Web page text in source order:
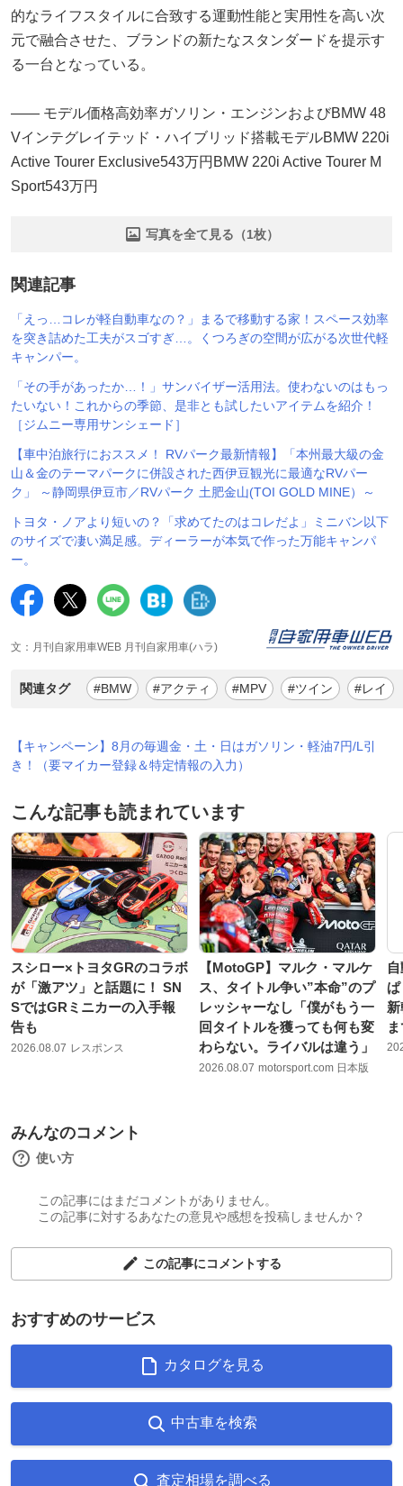
的なライフスタイルに合致する運動性能と実用性を高い次
元で融合させた、ブランドの新たなスタンダードを提示す
る一台となっている。
―― モデル価格高効率ガソリン・エンジンおよびBMW 48
Vインテグレイテッド・ハイブリッド搭載モデルBMW 220i
Active Tourer Exclusive543万円BMW 220i Active Tourer M
Sport543万円
写真を全て見る（1枚）
関連記事
「えっ…コレが軽自動車なの？」まるで移動する家！スペース効率
を突き詰めた工夫がスゴすぎ…。くつろぎの空間が広がる次世代軽
キャンパー。
「その手があったか…！」サンバイザー活用法。使わないのはもっ
たいない！これからの季節、是非とも試したいアイテムを紹介！
［ジムニー専用サンシェード］
【車中泊旅行におススメ！ RVパーク最新情報】「本州最大級の金
山＆金のテーマパークに併設された西伊豆観光に最適なRVパー
ク」 ～静岡県伊豆市／RVパーク 土肥金山(TOI GOLD MINE）～
トヨタ・ノアより短いの？「求めてたのはコレだよ」ミニバン以下
のサイズで凄い満足感。ディーラーが本気で作った万能キャンパ
ー。
文：月刊自家用車WEB 月刊自家用車(ハラ)
関連タグ #BMW #アクティ #MPV #ツイン #レイ
【キャンペーン】8月の毎週金・土・日はガソリン・軽油7円/L引
き！（要マイカー登録＆特定情報の入力）
こんな記事も読まれています
スシロー×トヨタGRのコラボ
が「激アツ」と話題に！ SN
SではGRミニカーの入手報
告も
2026.08.07 レスポンス
【MotoGP】マルク・マルケ
ス、タイトル争い”本命”のプ
レッシャーなし「僕がもう一
回タイトルを獲っても何も変
わらない。ライバルは違う」
2026.08.07 motorsport.com 日本版
みんなのコメント
使い方
この記事にはまだコメントがありません。
この記事に対するあなたの意見や感想を投稿しませんか？
この記事にコメントする
おすすめのサービス
カタログを見る
中古車を検索
査定相場を調べる